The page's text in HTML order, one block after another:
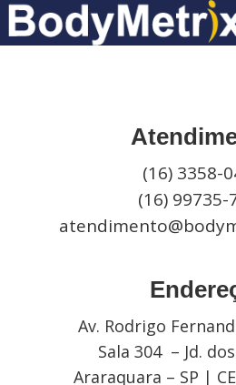
(16) 3358-
(16) 99735-
Av. Rodrigo
Sala 304 – Jd.
Araraquara – SP |